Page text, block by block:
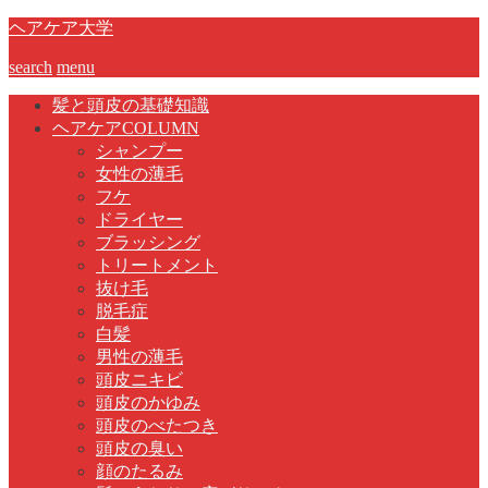
ヘアケア大学
search menu
髪と頭皮の基礎知識
ヘアケアCOLUMN
シャンプー
女性の薄毛
フケ
ドライヤー
ブラッシング
トリートメント
抜け毛
脱毛症
白髪
男性の薄毛
頭皮ニキビ
頭皮のかゆみ
頭皮のべたつき
頭皮の臭い
顔のたるみ